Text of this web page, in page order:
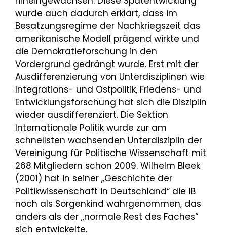
wurde auch dadurch erklärt, dass im
Besatzungsregime der Nachkriegszeit das
amerikanische Modell prägend wirkte und
die Demokratieforschung in den
Vordergrund gedrängt wurde. Erst mit der
Ausdifferenzierung von Unterdisziplinen wie
Integrations- und Ostpolitik, Friedens- und
Entwicklungsforschung hat sich die Disziplin
wieder ausdifferenziert. Die Sektion
Internationale Politik wurde zur am
schnellsten wachsenden Unterdisziplin der
Vereinigung für Politische Wissenschaft mit
268 Mitgliedern schon 2009. Wilhelm Bleek
(2001) hat in seiner „Geschichte der
Politikwissenschaft in Deutschland“ die IB
noch als Sorgenkind wahrgenommen, das
anders als der „normale Rest des Faches“
sich entwickelte.